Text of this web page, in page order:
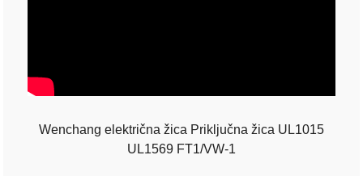
Wenchang električna žica Priključna žica UL1015
UL1569 FT1/VW-1